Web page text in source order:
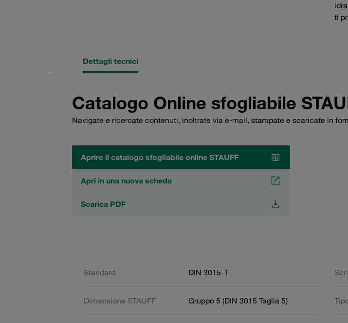
ti
Dettagli tecnici
Catalogo Online sfogliabile
Navigate e ricercate contenuti, inoltrate via e-mail, stampate e scaricate in
Aprire il catalogo sfogliabile online STAUFF
Apri in una nuova scheda
Scarica PDF
Standard DIN 3015-1
Dimensione STAUFF Gruppo 5 (DIN 3015 Taglia 5)